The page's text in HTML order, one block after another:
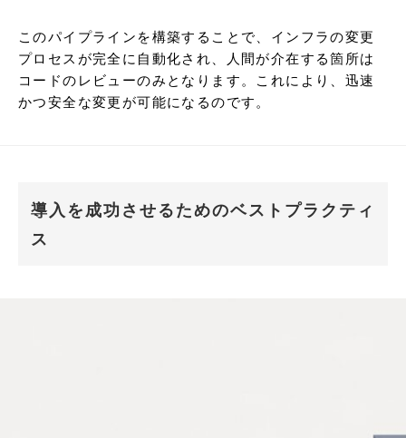
このパイプラインを構築することで、インフラの変更
プロセスが完全に自動化され、人間が介在する箇所は
コードのレビューのみとなります。これにより、迅速
かつ安全な変更が可能になるのです。
導入を成功させるためのベストプラクティ
ス